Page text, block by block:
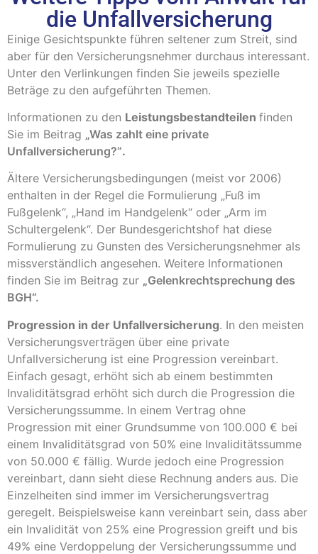
die Unfallversicherung
Einige Gesichtspunkte führen seltener zum Streit, sind
aber für den Versicherungsnehmer durchaus interessant.
Unter den Verlinkungen finden Sie jeweils spezielle
Beträge zu den aufgeführten Themen.
Informationen zu den Leistungsbestandteilen finden
Sie im Beitrag „Was zahlt eine private
Unfallversicherung?“.
Ältere Versicherungsbedingungen (meist vor 2006)
enthalten in der Regel die Formulierung „Fuß im
Fußgelenk“, „Hand im Handgelenk“ oder „Arm im
Schultergelenk“. Der Bundesgerichtshof hat diese
Formulierung zu Gunsten des Versicherungsnehmer als
missverständlich angesehen. Weitere Informationen
finden Sie im Beitrag zur „Gelenkrechtsprechung des
BGH“.
Progression in der Unfallversicherung. In den meisten
Versicherungsverträgen über eine private
Unfallversicherung ist eine Progression vereinbart.
Einfach gesagt, erhöht sich ab einem bestimmten
Invaliditätsgrad erhöht sich durch die Progression die
Versicherungssumme. In einem Vertrag ohne
Progression mit einer Grundsumme von 100.000 € bei
einem Invaliditätsgrad von 50% eine Invaliditätssumme
von 50.000 € fällig. Wurde jedoch eine Progression
vereinbart, dann sieht diese Rechnung anders aus. Die
Einzelheiten sind immer im Versicherungsvertrag
geregelt. Beispielsweise kann vereinbart sein, dass aber
ein Invalidität von 25% eine Progression greift und bis
49% eine Verdoppelung der Versicherungssumme und